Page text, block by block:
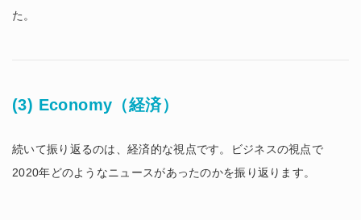
た。
(3) Economy（経済）
続いて振り返るのは、経済的な視点です。ビジネスの視点で
2020年どのようなニュースがあったのかを振り返ります。